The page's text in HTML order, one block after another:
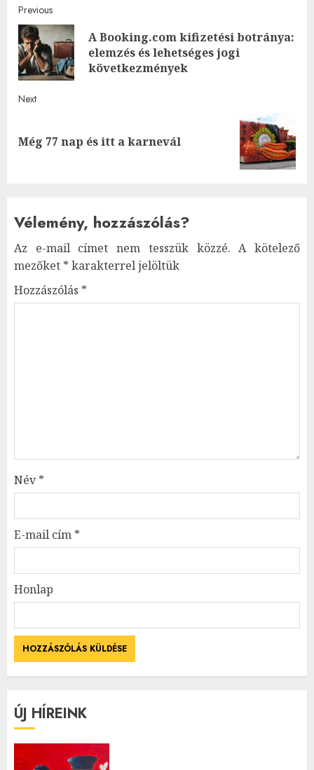
Post
navigation
Previous
A Booking.com kifizetési botránya:
elemzés és lehetséges jogi
következmények
Next
Next
post:
Még 77 nap és itt a karnevál
Vélemény, hozzászólás?
Az e-mail címet nem tesszük közzé. A kötelező
mezőket * karakterrel jelöltük
Hozzászólás *
Név*
E-mail cím *
Honlap
ÚJ HÍREINK